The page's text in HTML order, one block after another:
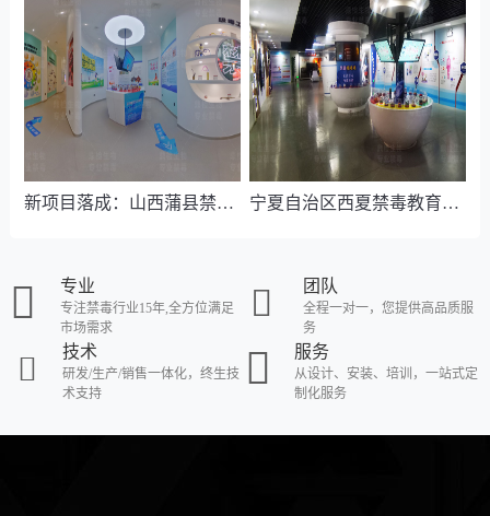
新项目落成：山西蒲县禁毒教育基地完工并交付使用 宁夏自治区西夏禁毒教育基地升级改造完工!
专业
专注禁毒行业15年,全方位满足
市场需求
团队
全程一对一，您提供高品质服
务
技术
研发/生产/销售一体化，终生技
术支持
服务
从设计、安装、培训，一站式定
制化服务